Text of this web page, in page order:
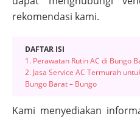
rekomendasi kami.
DAFTAR ISI
1. Perawatan Rutin AC di Bungo
2. Jasa Service AC Termurah
Bungo Barat – Bungo
Kami menyediakan